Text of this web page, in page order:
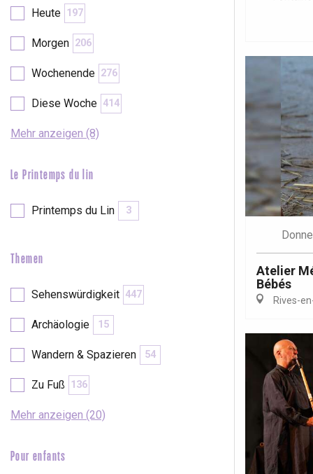
Duclair
Paris 1h30
Heute 197
Morgen 206
Wochenende 276
Diese Woche 414
Mehr anzeigen (8)
Le Printemps du lin
Printemps du Lin 3
Themen
Sehenswürdigkeit 447
Archäologie 15
Wandern & Spazieren 54
Zu Fuß 136
Mehr anzeigen (20)
Pour enfants
Atelier
Bébés
Rives-